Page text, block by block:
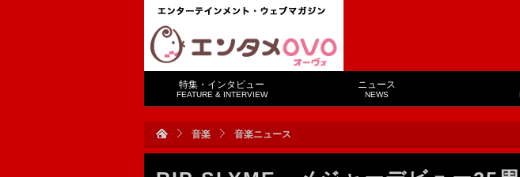
特集・インタビュー
FEATURE & INTERVIEW
ニュース
NEWS
音楽 音楽ニュース